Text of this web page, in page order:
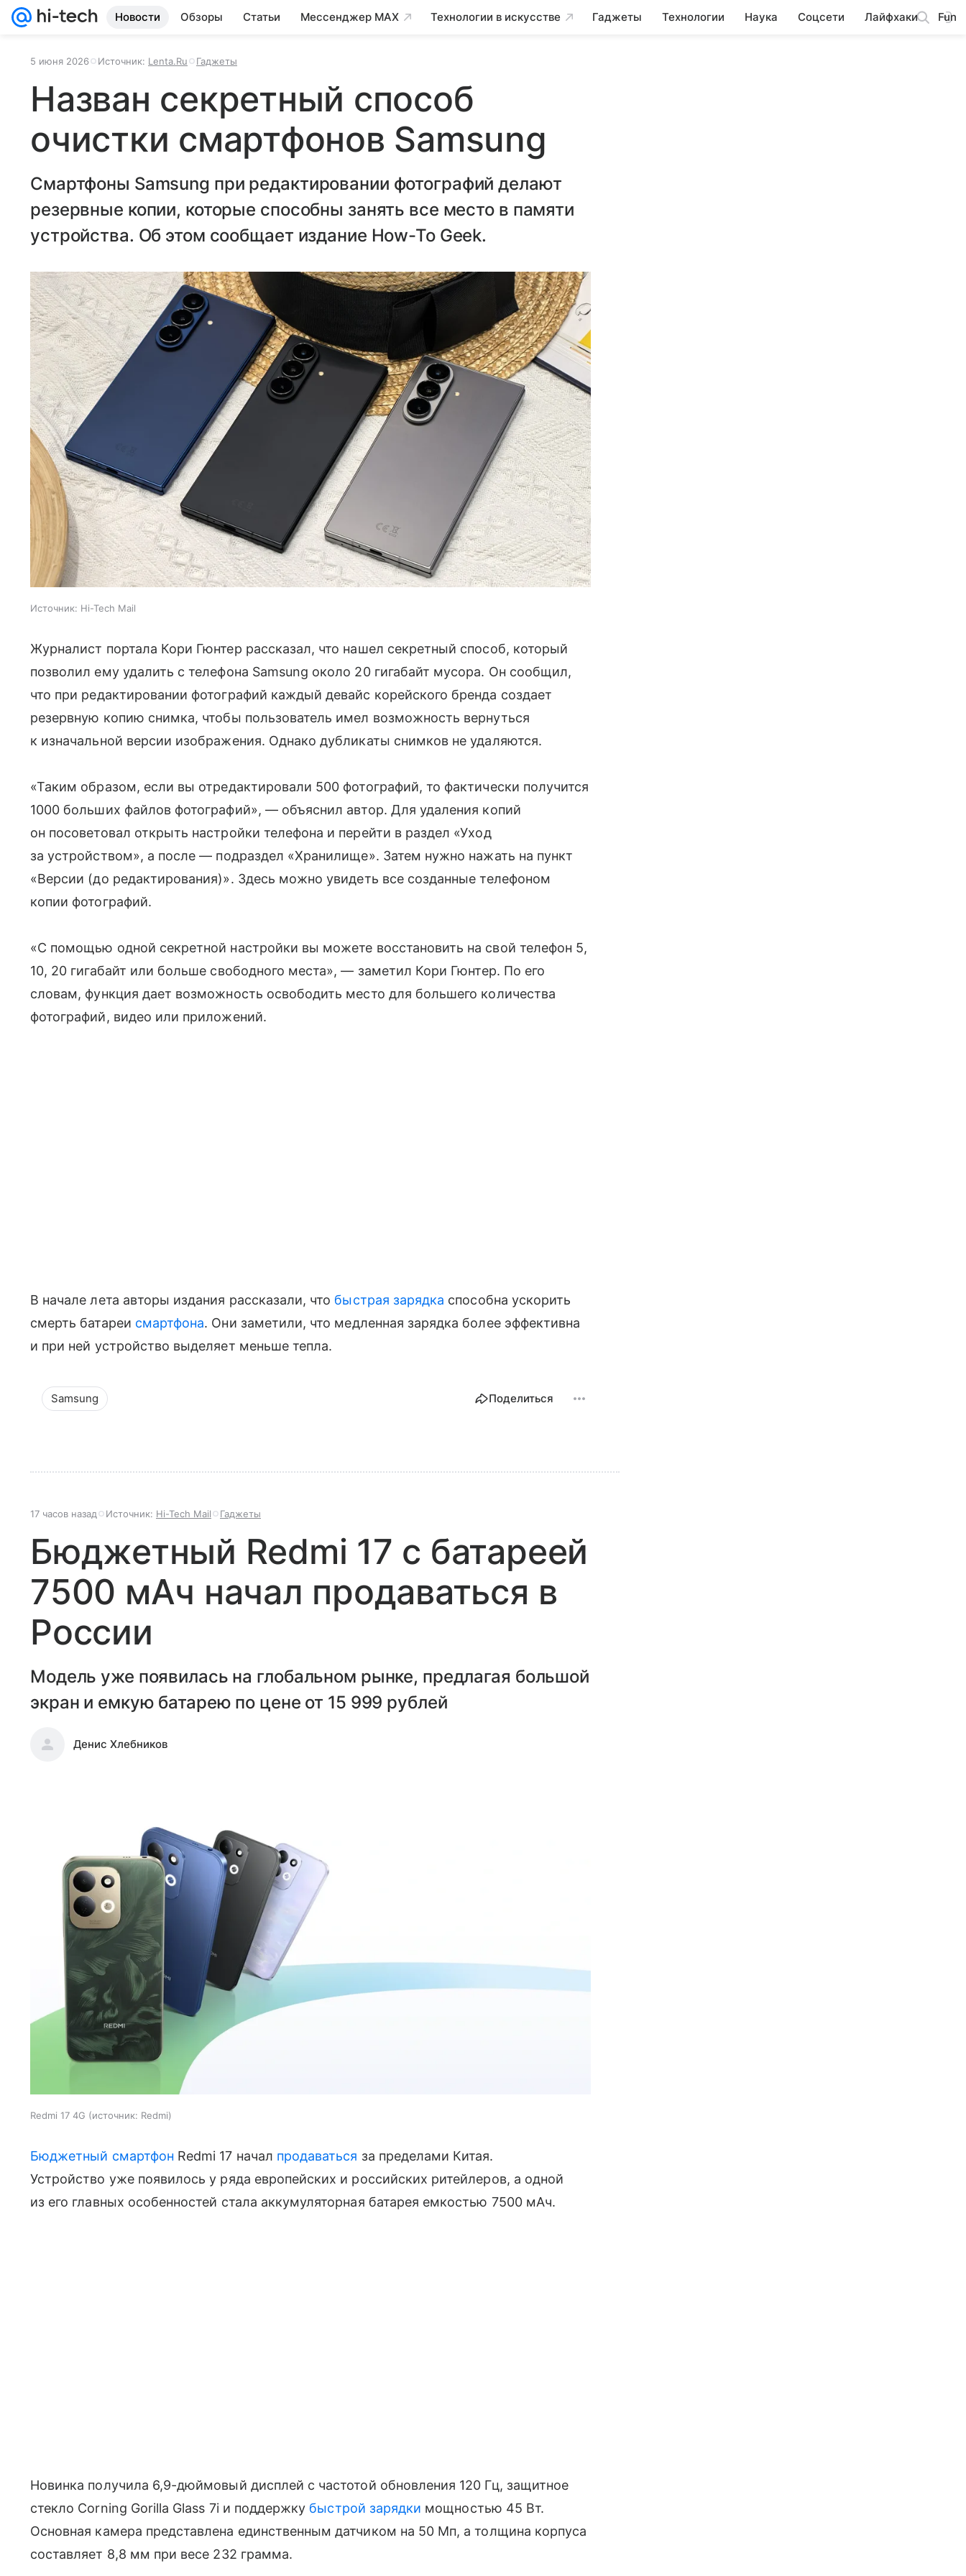
Новости Обзоры Статьи Мессенджер MAX Технологии в искусстве Гаджеты Технологии Наука Соцсети Лайфхаки Fun
5 июня 2026 Источник: Lenta.Ru Гаджеты
Назван секретный способ
очистки смартфонов Samsung
Смартфоны Samsung при редактировании фотографий делают
резервные копии, которые способны занять все место в памяти
устройства. Об этом сообщает издание How-To Geek.
Источник: Hi-Tech Mail
Журналист портала Кори Гюнтер рассказал, что нашел секретный способ, который
позволил ему удалить с телефона Samsung около 20 гигабайт мусора. Он сообщил,
что при редактировании фотографий каждый девайс корейского бренда создает
резервную копию снимка, чтобы пользователь имел возможность вернуться
к изначальной версии изображения. Однако дубликаты снимков не удаляются.
«Таким образом, если вы отредактировали 500 фотографий, то фактически получится
1000 больших файлов фотографий», — объяснил автор. Для удаления копий
он посоветовал открыть настройки телефона и перейти в раздел «Уход
за устройством», а после — подраздел «Хранилище». Затем нужно нажать на пункт
«Версии (до редактирования)». Здесь можно увидеть все созданные телефоном
копии фотографий.
«С помощью одной секретной настройки вы можете восстановить на свой телефон 5,
10, 20 гигабайт или больше свободного места», — заметил Кори Гюнтер. По его
словам, функция дает возможность освободить место для большего количества
фотографий, видео или приложений.
В начале лета авторы издания рассказали, что быстрая зарядка способна ускорить
смерть батареи смартфона. Они заметили, что медленная зарядка более эффективна
и при ней устройство выделяет меньше тепла.
Samsung Поделиться
17 часов назад Источник: Hi-Tech Mail Гаджеты
Бюджетный Redmi 17 с батареей
7500 мАч начал продаваться в
России
Модель уже появилась на глобальном рынке, предлагая большой
экран и емкую батарею по цене от 15 999 рублей
Денис Хлебников
Redmi 17 4G источник: Redmi
Бюджетный смартфон Redmi 17 начал продаваться за пределами Китая.
Устройство уже появилось у ряда европейских и российских ритейлеров, а одной
из его главных особенностей стала аккумуляторная батарея емкостью 7500 мАч.
Новинка получила 6,9-дюймовый дисплей с частотой обновления 120 Гц, защитное
стекло Corning Gorilla Glass 7i и поддержку быстрой зарядки мощностью 45 Вт.
Основная камера представлена единственным датчиком на 50 Мп, а толщина корпуса
составляет 8,8 мм при весе 232 грамма.